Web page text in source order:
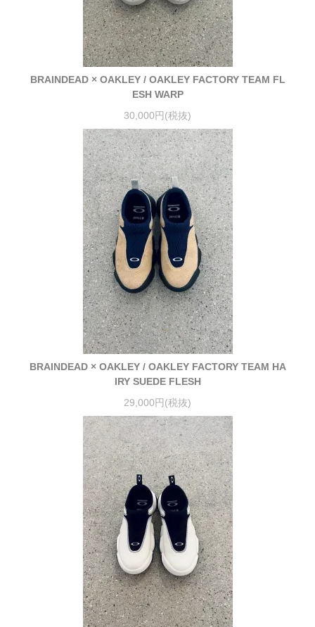
BRAINDEAD × OAKLEY / OAKLEY FACTORY TEAM FL
ESH WARP
30,000円(税抜)
BRAINDEAD × OAKLEY / OAKLEY FACTORY TEAM HA
IRY SUEDE FLESH
29,000円(税抜)